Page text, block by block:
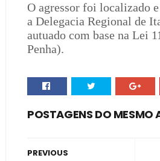
O agressor foi localizado
a Delegacia Regional de
autuado com base na Lei
Penha).
POSTAGENS DO MESMO
PREVIOUS